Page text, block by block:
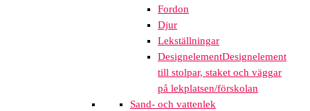
Fordon
Djur
Lekställningar
DesignelementDesignelement
till stolpar, staket och väggar
på lekplatsen/förskolan
Sand- och vattenlek